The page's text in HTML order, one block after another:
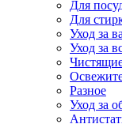
Для
Для
Уход за
Уход за
Разное
Уход за